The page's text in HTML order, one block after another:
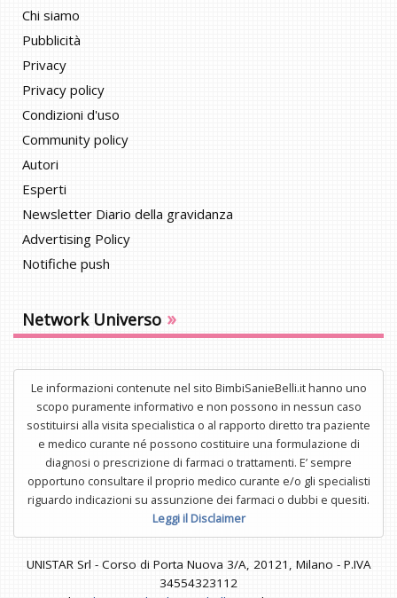
Chi siamo
Pubblicità
Privacy
Privacy policy
Condizioni d'uso
Community policy
Autori
Esperti
Newsletter Diario della gravidanza
Advertising Policy
Notifiche push
Network Universo »
Le informazioni contenute nel sito BimbiSanieBelli.it hanno uno
scopo puramente informativo e non possono in nessun caso
sostituirsi alla visita specialistica o al rapporto diretto tra paziente
e medico curante né possono costituire una formulazione di
diagnosi o prescrizione di farmaci o trattamenti. E’ sempre
opportuno consultare il proprio medico curante e/o gli specialisti
riguardo indicazioni su assunzione dei farmaci o dubbi e quesiti.
Leggi il Disclaimer
UNISTAR Srl - Corso di Porta Nuova 3/A, 20121, Milano - P.IVA
34554323112